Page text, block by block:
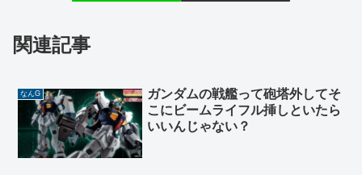
関連記事
なんG
ガンダムの戦艦って砲塔外してそ
こにビームライフル挿しといたら
いいんじゃない？